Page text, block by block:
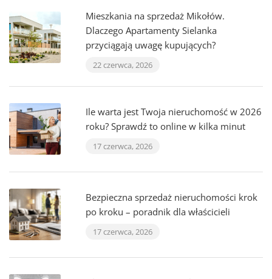
Mieszkania na sprzedaż Mikołów.
Dlaczego Apartamenty Sielanka
przyciągają uwagę kupujących?
22 czerwca, 2026
Ile warta jest Twoja nieruchomość w 2026
roku? Sprawdź to online w kilka minut
17 czerwca, 2026
Bezpieczna sprzedaż nieruchomości krok
po kroku – poradnik dla właścicieli
17 czerwca, 2026